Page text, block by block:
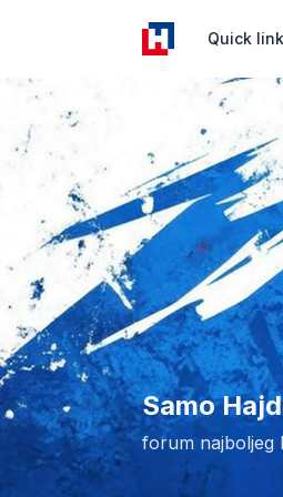
Quick
Samo
forum najboljeg